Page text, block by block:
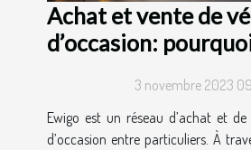
Achat et vente de
d’occasion:
3 novembre 2023
Ewigo est un réseau d’achat et
d’occasion entre particuliers. À